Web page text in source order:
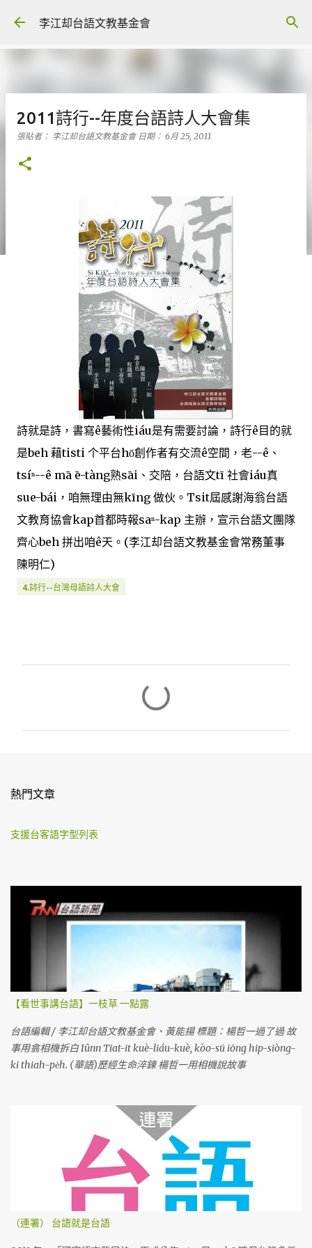
跳到主要內容
李江却台語文教基金會
2011詩行--年度台語詩人大會集
張貼者： 李江却台語文教基金會 日期： 6月 25, 2011
詩就是詩，書寫ê藝術性iáu是有需要討論，詩行ê目的就
是beh 藉tisti 个平台hō͘創作者有交流ê空間，老--ê、
tsíⁿ--ê mā ē-tàng熟sāi、交陪，台語文tī 社會iáu真
sue-bái，咱無理由無kīng 做伙。Tsit屆感謝海翁台語
文教育協會kap首都時報saⁿ-kap 主辦，宣示台語文團隊
齊心beh 拼出咱ê天。(李江却台語文教基金會常務董事
陳明仁)
4.詩行--台灣母語詩人大會
熱門文章
支援台客語字型列表
【看世事講台語】一枝草 一點露
台語編輯 / 李江却台語文教基金會、黃能揚 標題：楊哲一過了過 故
事用翕相機拆白 Iûnn Tiat-it kuè-liáu-kuè, kòo-sū iōng hip-siòng-
ki thiah-pe̍h. (華語)歷經生命淬鍊 楊哲一用相機說故事
（連署） 台語就是台語